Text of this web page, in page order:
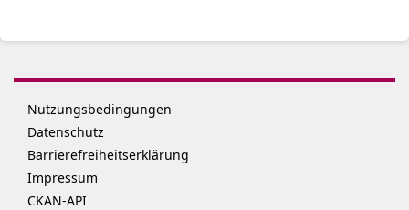
Nutzungsbedingungen
Datenschutz
Barrierefreiheitserklärung
Impressum
CKAN-API